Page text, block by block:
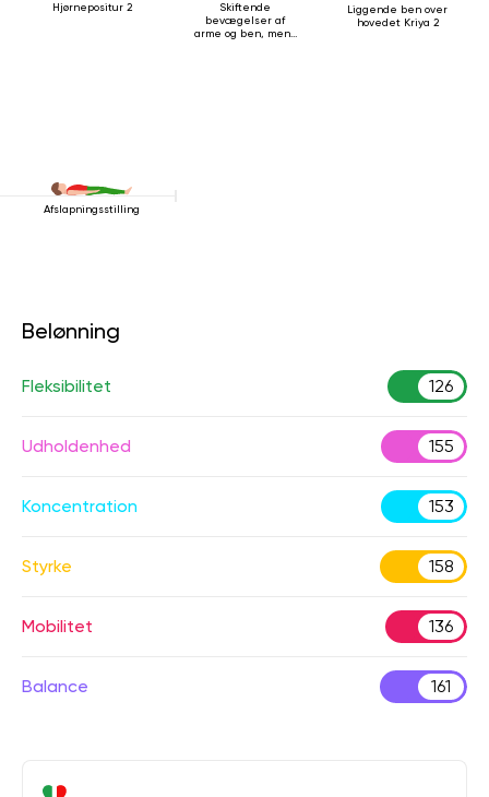
Hjørnepositur 2
Skiftende
bevægelser af
arme og ben, mens
Liggende ben over
hovedet Kriya 2
Afslapningsstilling
Belønning
Fleksibilitet 126
Udholdenhed 155
Koncentration 153
Styrke 158
Mobilitet 136
Balance 161